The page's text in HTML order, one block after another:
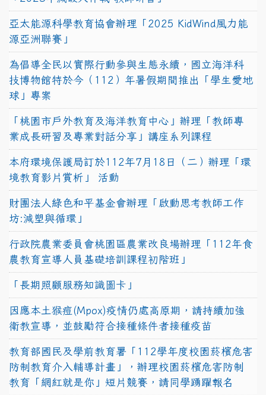
亞太能源科學教育協會辦理「2025 KidWind風力能
源亞洲聯賽」
為倡導全民以實際行動參與生態永續，國立海洋科
技博物館特於今（112）年暑假期間推出「學生愛地
球」專案
「桃園市戶外教育及海洋教育中心」辦理「教師專
業成長研習及專業對話分享」講座系列課程
本府環境保護局訂於112年7月18日（二）辦理「環
境教育影片賞析」 活動
財團法人綠色和平基金會辦理「啟動思考教師工作
坊:減塑與循環」
行政院農業委員會桃園區農業改良場辦理「112年食
農教育宣導人員基礎培訓課程初階班」
「長期照顧服務知識圖卡」
因應本土猴痘(Mpox)疫情仍處高原期，請持續加強
衛教宣導，並鼓勵符合接種條件者接種疫苗
教育部國民及學前教育署「112學年度校園菸檳危害
防制教育介入輔導計畫」，辦理校園菸檳危害防制
教育「網紅就是你」短片競賽，請同學踴躍報名